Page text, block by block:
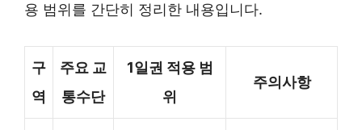
용 범위를 간단히 정리한 내용입니다.
구
역
주요 교
통수단
1일권 적용 범
위
주의사항